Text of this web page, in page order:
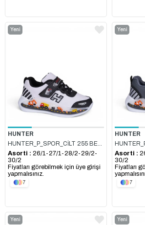
HUNTER
HUNTER_P_SPOR_CİLT 255 BEYAZ_SİYAH
Yeni
Asorti : 26/1-27/1-28/2-29/2-
30/2
Fiyatları görebilmek için üye girişi
yapmalısınız.
7
HUNTER
Yeni
Asorti :
30/2
Fiyatları
7
Yeni
Yeni